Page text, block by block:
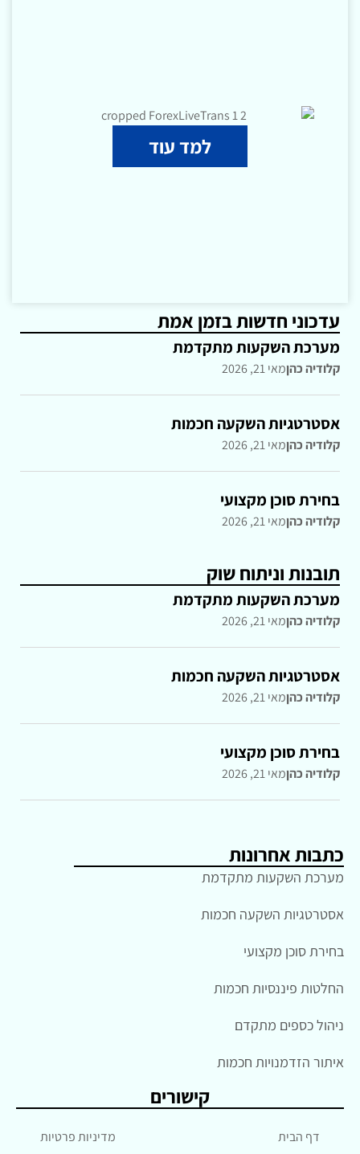
למד עוד
עדכוני חדשות בזמן אמת
מערכת השקעות מתקדמת
קלודיה כהןמאי 21, 2026
אסטרטגיות השקעה חכמות
קלודיה כהןמאי 21, 2026
בחירת סוכן מקצועי
קלודיה כהןמאי 21, 2026
תובנות וניתוח שוק
מערכת השקעות מתקדמת
קלודיה כהןמאי 21, 2026
אסטרטגיות השקעה חכמות
קלודיה כהןמאי 21, 2026
בחירת סוכן מקצועי
קלודיה כהןמאי 21, 2026
כתבות אחרונות
מערכת השקעות מתקדמת
אסטרטגיות השקעה חכמות
בחירת סוכן מקצועי
החלטות פיננסיות חכמות
ניהול כספים מתקדם
איתור הזדמנויות חכמות
קישורים
דף הבית מדיניות פרטיות